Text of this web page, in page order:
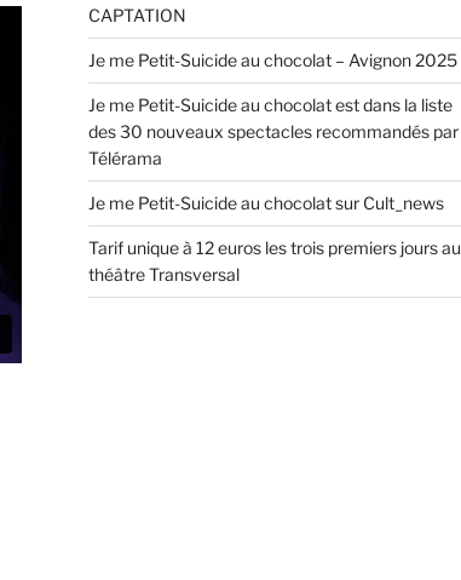
CAPTATION
Je me Petit-Suicide au chocolat – Avignon 2025
Je me Petit-Suicide au chocolat est dans la liste
des 30 nouveaux spectacles recommandés par
Télérama
Je me Petit-Suicide au chocolat sur Cult_news
Tarif unique à 12 euros les trois premiers jours au
théâtre Transversal